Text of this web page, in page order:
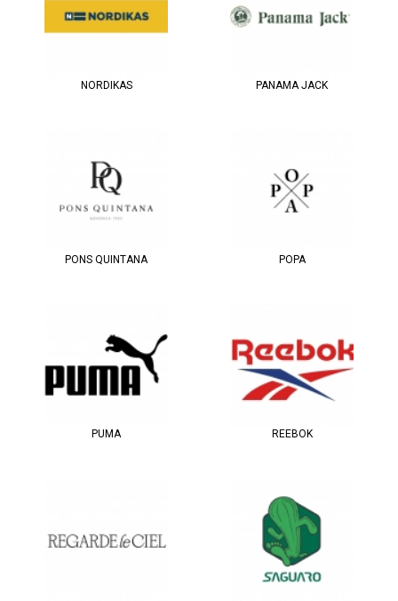
NORDIKAS PANAMA JACK
PONS QUINTANA POPA
PUMA REEBOK